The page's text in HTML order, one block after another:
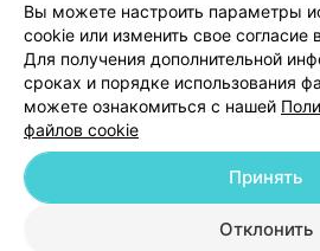
Обработка
© 2026 ООО «Артокс Лаб», УНП 191700409
|
Вы можете настроить параметры
cookie или изменить свое согласие
Для получения дополнительной
сроках и порядке использования
можете ознакомиться с нашей
файлов cookie
Отклонить
Принять